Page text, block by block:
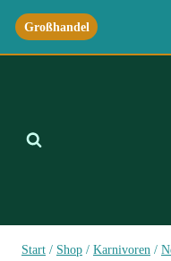
Zum
Inhalt
springen
Großhandel
Start / Shop / Karnivoren /